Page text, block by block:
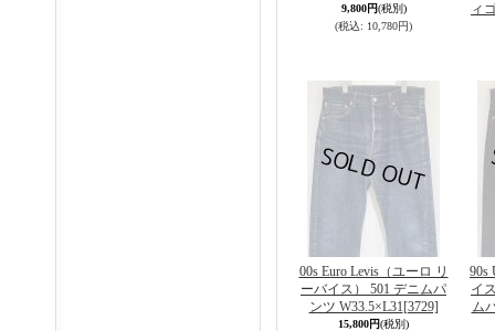
9,800円(税別)
(税込: 10,780円)
ィ
00s Euro Levis（ユーロ リ
ーバイス） 501 デニムパ
ンツ W33.5×L31[3729]
15,800円(税別)
90s
イ
ム